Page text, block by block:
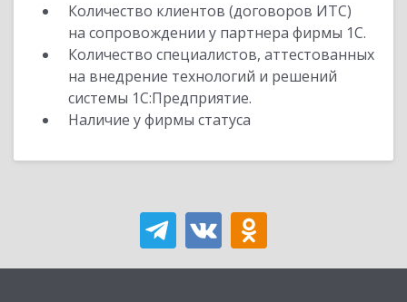
Количество клиентов (договоров ИТС)
на сопровождении у партнера фирмы 1С.
Количество специалистов, аттестованных
на внедрение технологий и решений
системы 1С:Предприятие.
Наличие у фирмы статуса